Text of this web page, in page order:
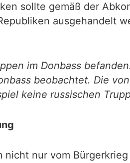
sollte gemäß der
ausgehandelt
im Donbass
beobachtet. Die
keine russischen
nicht nur vom